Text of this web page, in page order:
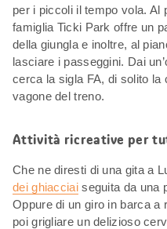
per i piccoli il tempo vola. Al
famiglia Ticki Park offre un
della giungla e inoltre, al
lasciare i passeggini. Dai
cerca la sigla FA, di solito la
vagone del treno.
Attività ricreative per
Che ne diresti di una gita a
dei ghiacciaiseguita da una
Oppure di un giro in barca a
poi grigliare un delizioso